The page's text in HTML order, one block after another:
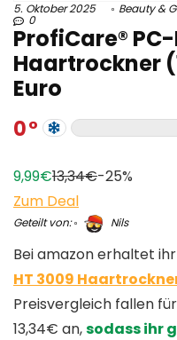
5. Oktober 2025 Beauty &
0
ProfiCare®
Haartrockner
Euro
0
9,99€13,34€-25%
Zum Deal
Geteilt von: Nils
Bei amazon erhaltet
HT 3009
Preisvergleich fallen
13,34€ an,sodass ihr